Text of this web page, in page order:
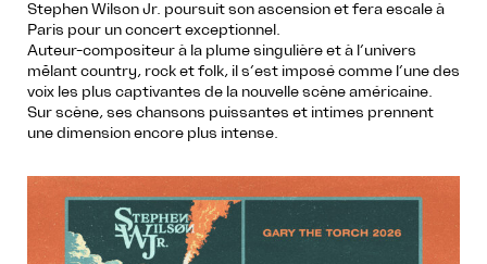
Stephen Wilson Jr. poursuit son ascension et fera escale à
Paris pour un concert exceptionnel.
Auteur-compositeur à la plume singulière et à l’univers
mêlant country, rock et folk, il s’est imposé comme l’une des
voix les plus captivantes de la nouvelle scène américaine.
Sur scène, ses chansons puissantes et intimes prennent
une dimension encore plus intense.